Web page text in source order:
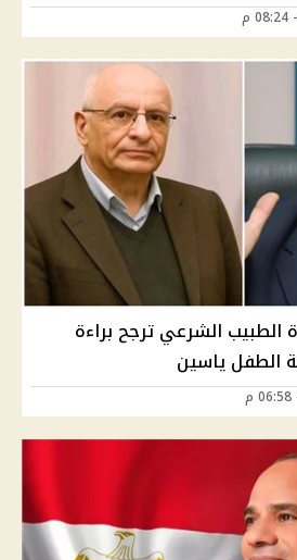
الطبيب الشرعي ترجح براءة
الطفل ياسين